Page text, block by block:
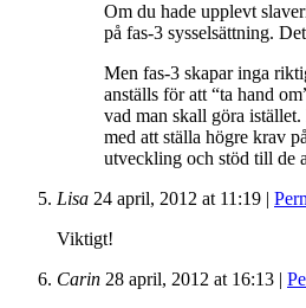
Om du hade upplevt
på fas-3 sysselsättning.
Men fas-3 skapar inga
anställs för att “ta hand
vad man skall göra
med att ställa högre krav
utveckling och stöd till de
Lisa 24 april, 2012 at 11:19 |
Viktigt!
Carin 28 april, 2012 at 16:13 |